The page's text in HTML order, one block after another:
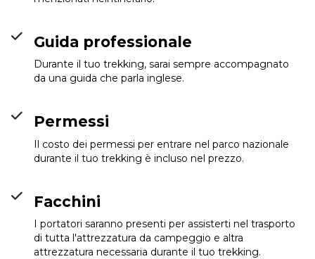
Guida professionale
Durante il tuo trekking, sarai sempre accompagnato
da una guida che parla inglese.
Permessi
Il costo dei permessi per entrare nel parco nazionale
durante il tuo trekking è incluso nel prezzo.
Facchini
I portatori saranno presenti per assisterti nel trasporto
di tutta l'attrezzatura da campeggio e altra
attrezzatura necessaria durante il tuo trekking.